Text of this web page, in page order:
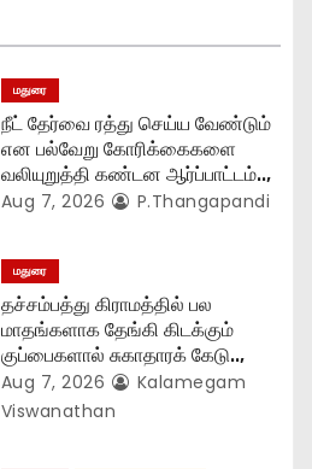
மதுரை
நீட் தேர்வை ரத்து செய்ய வேண்டும்
என பல்வேறு கோரிக்கைகளை
வலியுறுத்தி கண்டன ஆர்ப்பாட்டம்..,
Aug 7, 2026 P.Thangapandi
மதுரை
தச்சம்பத்து கிராமத்தில் பல
மாதங்களாக தேங்கி கிடக்கும்
குப்பைகளால் சுகாதாரக் கேடு..,
Aug 7, 2026
Kalamegam
Viswanathan